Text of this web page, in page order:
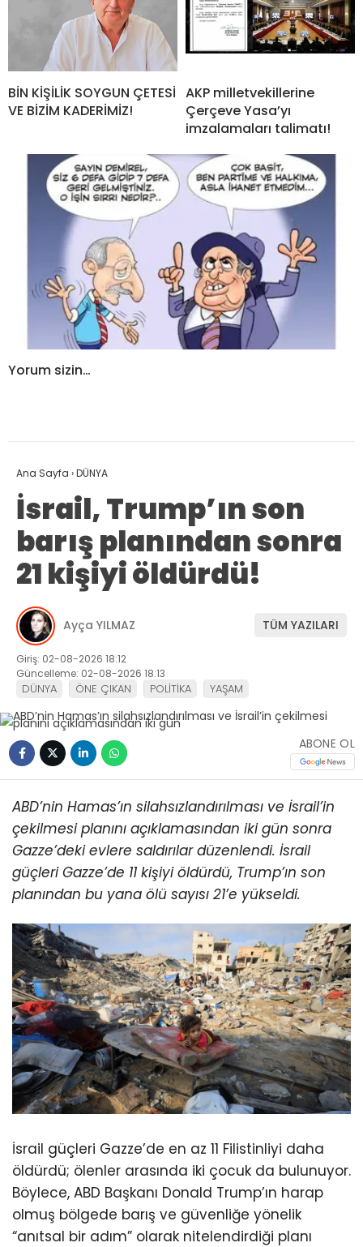
BİN KİŞİLİK SOYGUN ÇETESİ
VE BİZİM KADERİMİZ!
AKP milletvekillerine
Çerçeve Yasa’yı
imzalamaları talimatı!
Yorum sizin…
Ana Sayfa ›DÜNYA
İsrail, Trump’ın son
barış planından sonra
21 kişiyi öldürdü!
Ayça YILMAZ TÜM YAZILARI
Giriş: 02-08-2026 18:12
Güncelleme: 02-08-2026 18:13
DÜNYA ÖNE ÇIKAN POLİTİKA YAŞAM
ABONE OL
ABD’nin Hamas’ın silahsızlandırılması ve İsrail’in
çekilmesi planını açıklamasından iki gün sonra
Gazze’deki evlere saldırılar düzenlendi. İsrail
güçleri Gazze’de 11 kişiyi öldürdü, Trump’ın son
planından bu yana ölü sayısı 21’e yükseldi.
İsrail güçleri Gazze’de en az 11 Filistinliyi daha
öldürdü; ölenler arasında iki çocuk da bulunuyor.
Böylece, ABD Başkanı Donald Trump’ın harap
olmuş bölgede barış ve güvenliğe yönelik
“anıtsal bir adım” olarak nitelendirdiği planı